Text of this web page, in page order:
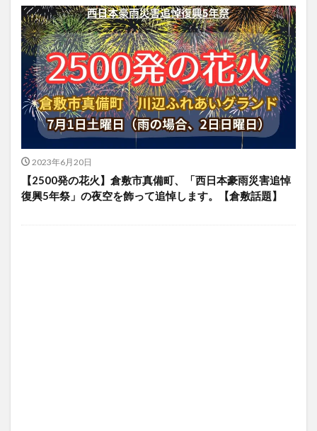
2023年6月20日
【2500発の花火】倉敷市真備町、「西日本豪雨災害追悼
復興5年祭」の夜空を飾って追悼します。【倉敷話題】